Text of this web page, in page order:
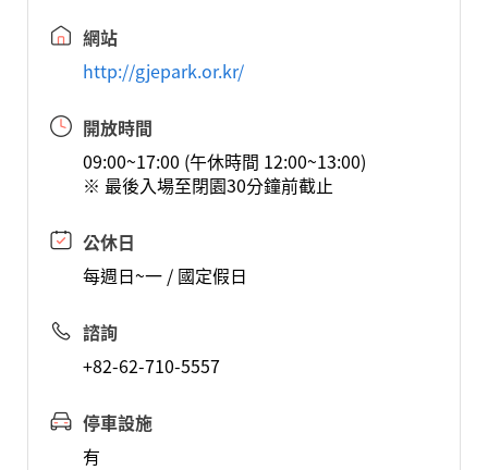
網站
http://gjepark.or.kr/
開放時間
09:00~17:00 (午休時間 12:00~13:00)
※ 最後入場至閉園30分鐘前截止
公休日
每週日~一 / 國定假日
諮詢
+82-62-710-5557
停車設施
有